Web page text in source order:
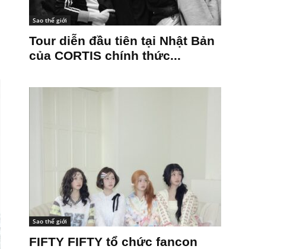
Sao thế giới
Tour diễn đầu tiên tại Nhật Bản
của CORTIS chính thức...
Sao thế giới
FIFTY FIFTY tổ chức fancon